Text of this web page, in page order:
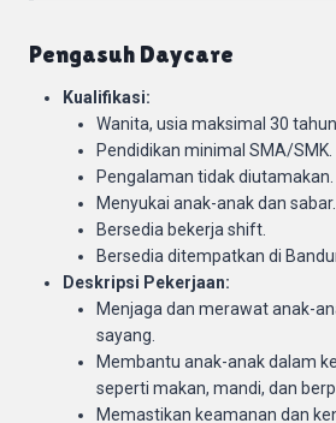
Pengasuh Daycare
Kualifikasi:
Wanita, usia maksimal 30 tahun.
Pendidikan minimal SMA/SMK.
Pengalaman tidak diutamakan.
Menyukai anak-anak dan sabar.
Bersedia bekerja shift.
Bersedia ditempatkan di
Deskripsi Pekerjaan:
Menjaga dan merawat anak-
sayang.
Membantu anak-anak dalam
seperti makan, mandi, dan
Memastikan keamanan dan